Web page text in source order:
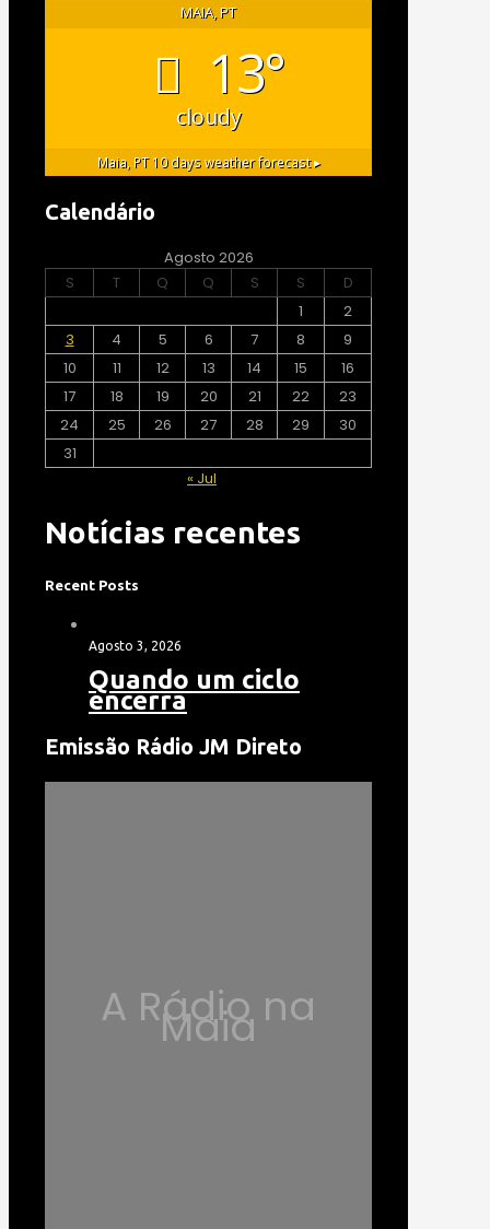
MAIA, PT
13°
cloudy
Maia, PT10 days weather forecast ▸
Calendário
Agosto 2026
S
T Q Q S S
D
1
2
3
4 5 6 7 8
9
10
11 12 13 14 15
16
17
18 19 20 21 22
23
24
25 26 27 28 29
30
31
« Jul
Notícias recentes
Recent Posts
Agosto 3, 2026
Quando um ciclo
encerra
Emissão Rádio JM Direto
A Rádio na
Maia